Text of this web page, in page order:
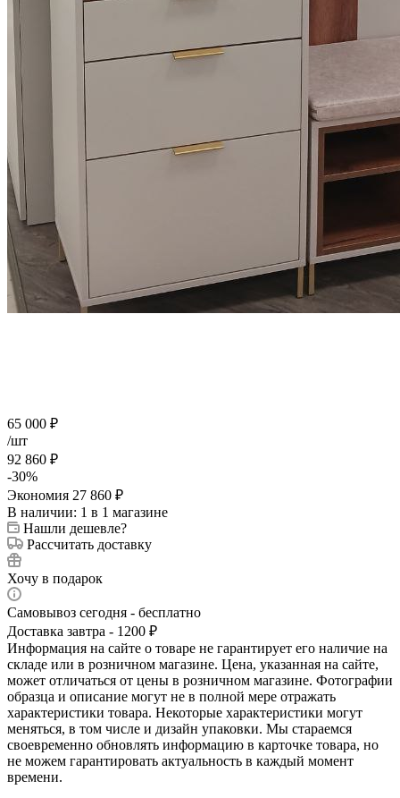
65 000 ₽
/шт
92 860 ₽
-30%
Экономия 27 860 ₽
В наличии: 1 в 1 магазине
Нашли дешевле?
Рассчитать доставку
Хочу в подарок
Самовывоз сегодня - бесплатно
Доставка завтра - 1200 ₽
Информация на сайте о товаре не гарантирует его наличие на
складе или в розничном магазине. Цена, указанная на сайте,
может отличаться от цены в розничном магазине. Фотографии
образца и описание могут не в полной мере отражать
характеристики товара. Некоторые характеристики могут
меняться, в том числе и дизайн упаковки. Мы стараемся
своевременно обновлять информацию в карточке товара, но
не можем гарантировать актуальность в каждый момент
времени.